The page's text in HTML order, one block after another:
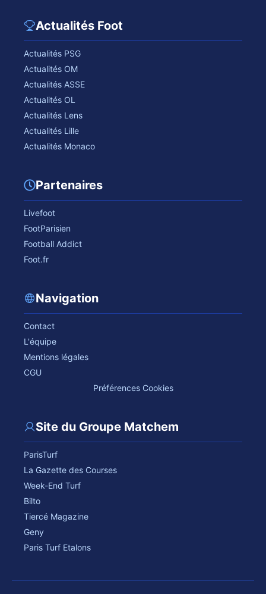
Actualités Foot
Actualités PSG
Actualités OM
Actualités ASSE
Actualités OL
Actualités Lens
Actualités Lille
Actualités Monaco
Partenaires
Livefoot
FootParisien
Football Addict
Foot.fr
Navigation
Contact
L'équipe
Mentions légales
CGU
Préférences Cookies
Site du Groupe Matchem
ParisTurf
La Gazette des Courses
Week-End Turf
Bilto
Tiercé Magazine
Geny
Paris Turf Etalons